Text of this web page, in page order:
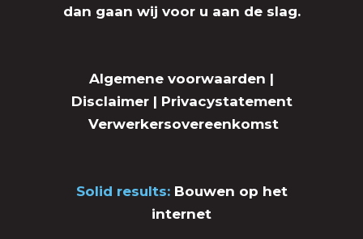
dan gaan wij voor u aan de slag.
Algemene voorwaarden |
Disclaimer| Privacystatement
Verwerkersovereenkomst
Solid results: Bouwen op het
internet